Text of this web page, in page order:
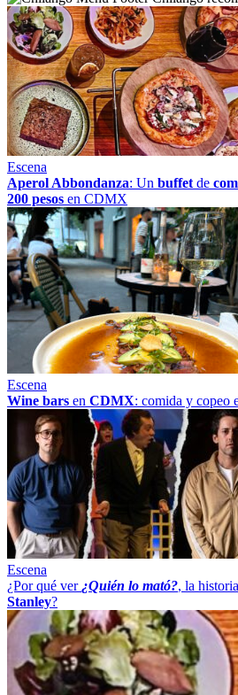
Escena
Aperol Abbondanza: Un buffet de
200 pesos en CDMX
Escena
Wine bars en CDMX: comida y copeo
Escena
¿Por qué ver ¿Quién lo mató?, la
Stanley?